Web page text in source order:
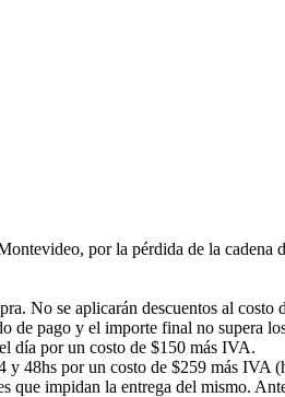
por la pérdida de la cadena
No se aplicarán descuentos al
de pago y el importe final no supera
día por un costo de $150 más IVA.
y 48hs por un costo de $259 más IVA
que impidan la entrega del mismo.